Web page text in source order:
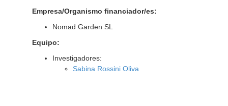
Empresa/Organismo financiador/es:
Nomad Garden SL
Equipo:
Investigadores:
Sabina Rossini Oliva